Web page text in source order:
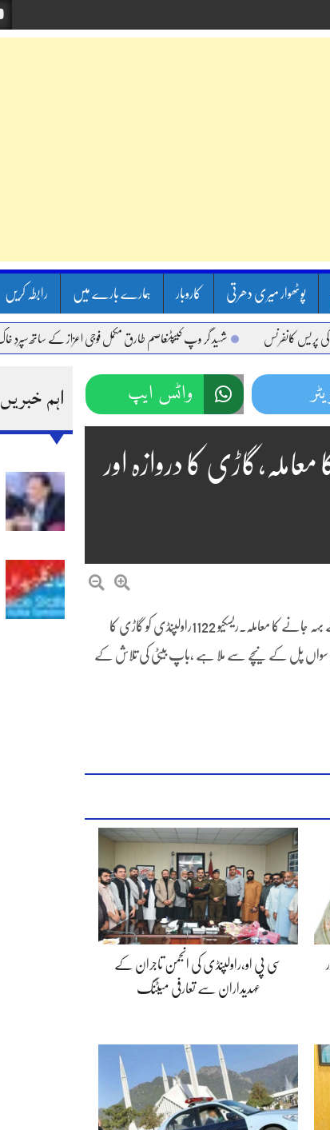
پوٹھوار میری دھرتی کاروبار ہمارے بارے میں رابطہ کریں
کانفرنس شہید گر وپ کیپٹنعاصم طارق مکمل فوجی اعزاز کے ساتھ سپردِ خاک
اہم خبریں واٹس ایپ
کا دروازہ اور
راولپنڈی (نمائندہ پنڈی پوسٹ)اسلام آباد کے برساتی نالے میں گاڑی سمیت باپ اور بیٹی کے بہہ جانے کا معاملہ۔ریسکیو 1122راولپنڈی کو گاڑی کا
سواں پل کے نیچے سے ملا ہے ،باپ بیٹی کی تلاش کے
سی پی او،راولپنڈی کی انجمن تاجران کے
عہدیداران سے تعارفی میٹنگ